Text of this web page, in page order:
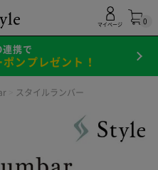
0
マイページ
携で
ンプレゼント！
スタイルランバー